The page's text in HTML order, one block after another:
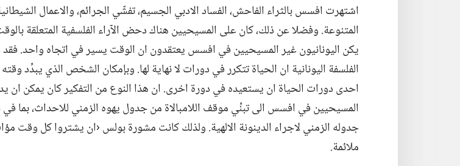
اشتهرت افسس بالثراء الفاحش،‏ الفساد الادبي الجسيم،‏ تفشّي الجرائم،‏ والاعمال
المتنوعة.‏ وفضلا عن ذلك،‏ كان على المسيحيين هناك دحض الآراء الفلسفية المتعلقة
يكن اليونانيون غير المسيحيين في افسس يعتقدون ان الوقت يسير في اتجاه واحد.‏ فقد
الفلسفة اليونانية ان الحياة تتكرر في دورات لا نهاية لها.‏ وبإمكان الشخص الذي يبدِّد
احدى دورات الحياة ان يستعيده في دورة اخرى.‏ ان هذا النوع من التفكير كان يمكن ان
المسيحيين في افسس الى تبنِّي موقف اللامبالاة من جدول يهوه الزمني للاحداث،‏ بما
جدوله الزمني لاجراء الدينونة الالهية.‏ ولذلك كانت مشورة بولس ‹ان يشتروا كل وقت
ملائمة.‏